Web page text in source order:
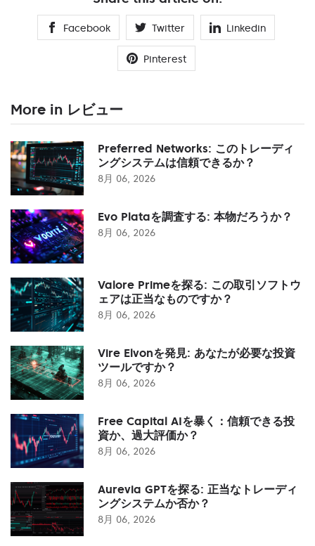
Facebook Twitter Linkedin
Pinterest
More in レビュー
Preferred Networks: このトレーディ
ングシステムは信頼できるか？
8月 06, 2026
Evo Plataを調査する: 本物だろうか？
8月 06, 2026
Valore Primeを探る: この取引ソフトウ
ェアは正当なものですか？
8月 06, 2026
Vire Elvonを発見: あなたが必要な投資
ツールですか？
8月 06, 2026
Free Capital AIを暴く：信頼できる投
資か、過大評価か？
8月 06, 2026
Aurevia GPTを探る: 正当なトレーディ
ングシステムか否か？
8月 06, 2026